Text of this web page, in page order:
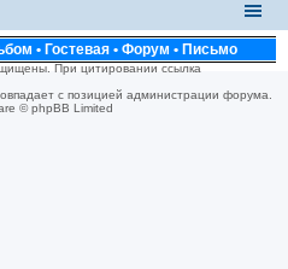
• Гостевая • Форум • Письмо
При цитировании ссылка
с позицией администрации форума.
© phpBB Limited